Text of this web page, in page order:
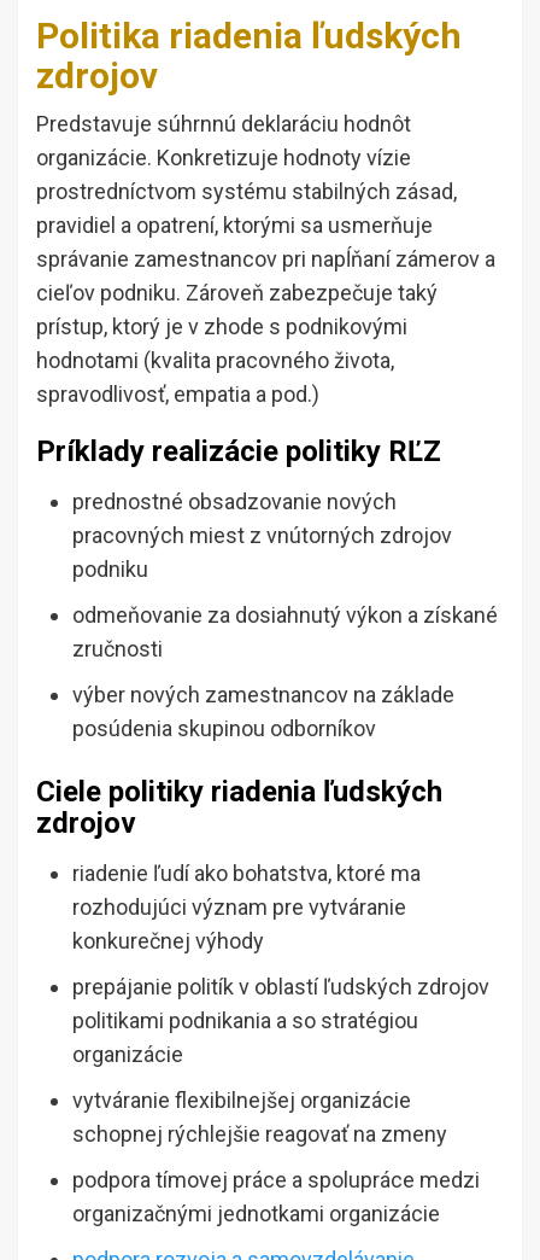
Politika riadenia ľudských
zdrojov
Predstavuje súhrnnú deklaráciu hodnôt
organizácie. Konkretizuje hodnoty vízie
prostredníctvom systému stabilných zásad,
pravidiel a opatrení, ktorými sa usmerňuje
správanie zamestnancov pri napĺňaní zámerov a
cieľov podniku. Zároveň zabezpečuje taký
prístup, ktorý je v zhode s podnikovými
hodnotami (kvalita pracovného života,
spravodlivosť, empatia a pod.)
Príklady realizácie politiky RĽZ
prednostné obsadzovanie nových
pracovných miest z vnútorných zdrojov
podniku
odmeňovanie za dosiahnutý výkon a získané
zručnosti
výber nových zamestnancov na základe
posúdenia skupinou odborníkov
Ciele politiky riadenia ľudských
zdrojov
riadenie ľudí ako bohatstva, ktoré ma
rozhodujúci význam pre vytváranie
konkurečnej výhody
prepájanie politík v oblastí ľudských zdrojov
politikami podnikania a so stratégiou
organizácie
vytváranie flexibilnejšej organizácie
schopnej rýchlejšie reagovať na zmeny
podpora tímovej práce a spolupráce medzi
organizačnými jednotkami organizácie